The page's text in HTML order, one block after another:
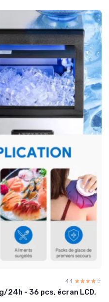
4.1 ☆☆☆☆☆
★★★★★
24h - 36 pcs, écran LCD,